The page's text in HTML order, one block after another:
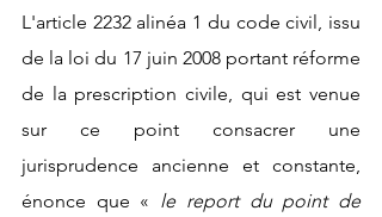
L'article 2232 alinéa 1 du code civil, issu
de la loi du 17 juin 2008 portant réforme
de la prescription civile, qui est venue
sur ce point consacrer une
jurisprudence ancienne et constante,
énonce que « le report du point de